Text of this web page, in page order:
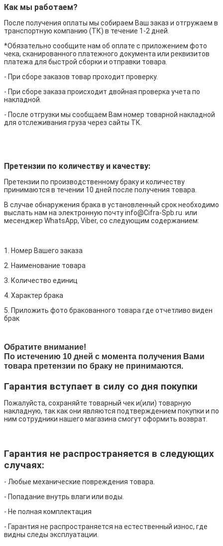
Как мы работаем?
После получения оплаты мы собираем Ваш заказ и отгружаем в
транспортную компанию (ТК) в течение 1-2 дней.
*Обязательно сообщите нам об оплате с приложением фото
чека, сканированного платежного документа или реквизитов
платежа для быстрой сборки и отправки товара.
- При сборе заказов товар проходит проверку.
- При сборе заказа происходит двойная проверка учета по
накладной.
- После отгрузки мы сообщаем Вам номер товарной накладной
для отслеживания груза через сайты ТК.
Претензии по количеству и качеству:
Претензии по производственному браку и количеству
принимаются в течении 10 дней после получения товара.
В случае обнаружения брака в установленный срок необходимо
выслать нам на электронную почту info@Cifra-Spb.ru или
месенджер WhatsApp, Viber, со следующим содержанием:
1. Номер Вашего заказа
2. Наименование товара
3. Количество единиц
4. Характер брака
5. Приложить фото бракованного товара где отчетливо виден
брак
Обратите внимание!
По истечению 10 дней с момента получения Вами
товара претензии по браку не принимаются.
Гарантия вступает в силу со дня покупки
Пожалуйста, сохраняйте товарный чек и(или) товарную
накладную, так как они являются подтверждением покупки и по
ним сотрудники нашего магазина смогут оформить возврат.
Гарантия не распространяется в следующих
случаях:
- Любые механические повреждения товара.
- Попадание внутрь влаги или воды.
- Не полная комплектация
- Гарантия не распространяется на естественный износ, где
видны следы эксплуатации.